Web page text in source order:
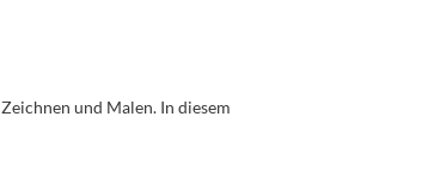
und Malen. In diesem